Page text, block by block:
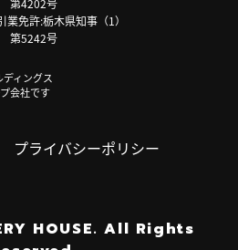
第4202号
業免許:栃木県知事（1）
第5242号
ィングス
会社です
プライバシーポリシー
HOUSE. All Rights